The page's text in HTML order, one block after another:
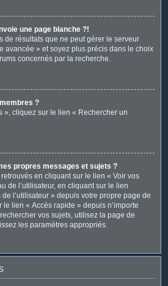
une page blanche ?!
de résultats que ne peut gérer le serveur
avancée » et soyez plus précis dans le choix
concernés par la recherche.
?
», cliquez sur le lien « Rechercher un
propres messages et sujets ?
en cliquant sur le lien « Voir vos
de l’utilisateur, en cliquant sur le lien
l’utilisateur » depuis votre propre page de
lien « Accès rapide » depuis n’importe
vos sujets, utilisez la page de
les paramètres appropriés.